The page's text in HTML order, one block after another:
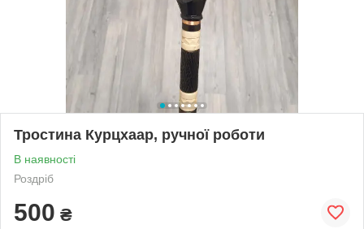
Тростина Курцхаар, ручної роботи
В наявності
Роздріб
500 ₴